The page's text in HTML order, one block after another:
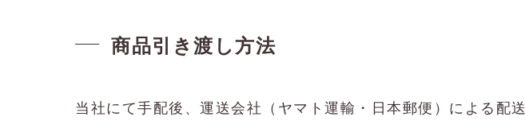
商品引き渡し方法
当社にて手配後、運送会社（ヤマト運輸・日本郵便）による配送